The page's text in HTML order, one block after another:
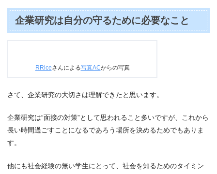
企業研究は自分の守るために必要なこと
RRiceさんによる写真ACからの写真
さて、企業研究の大切さは理解できたと思います。
企業研究は“面接の対策”として思われること多いですが、これから
長い時間過ごすことになるであろう場所を決めるためでもありま
す。
他にも社会経験の無い学生にとって、社会を知るためのタイミン